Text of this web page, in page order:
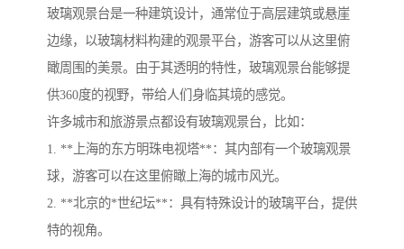
玻璃观景台是一种建筑设计，通常位于高层建筑或悬崖
边缘，以玻璃材料构建的观景平台，游客可以从这里俯
瞰周围的美景。由于其透明的特性，玻璃观景台能够提
供360度的视野，带给人们身临其境的感觉。
许多城市和旅游景点都设有玻璃观景台，比如：
1. **上海的东方明珠电视塔**：其内部有一个玻璃观景
球，游客可以在这里俯瞰上海的城市风光。
2. **北京的*世纪坛**：具有特殊设计的玻璃平台，提供
特的视角。